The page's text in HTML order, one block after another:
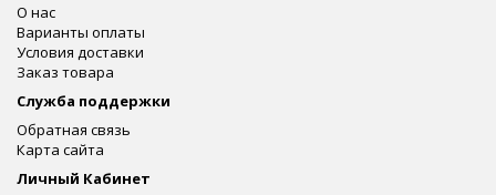
О нас
Варианты оплаты
Условия доставки
Заказ товара
Служба поддержки
Обратная связь
Карта сайта
Личный Кабинет